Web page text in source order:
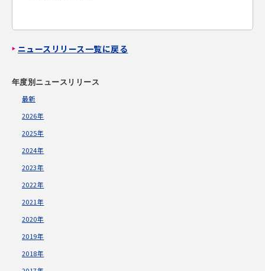
ニュースリリース一覧に戻る
年度別ニュースリリース
最新
2026年
2025年
2024年
2023年
2022年
2021年
2020年
2019年
2018年